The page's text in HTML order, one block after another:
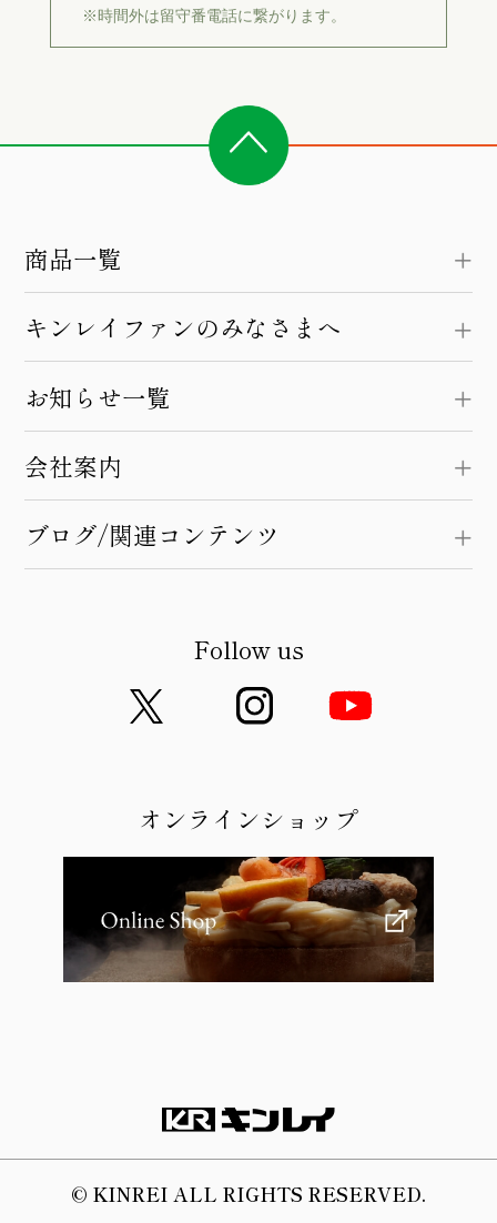
※時間外は留守番電話に繋がります。
商品一覧
キンレイファンのみなさまへ
お知らせ一覧
会社案内
ブログ/関連コンテンツ
Follow us
オンラインショップ
© KINREI ALL RIGHTS RESERVED.